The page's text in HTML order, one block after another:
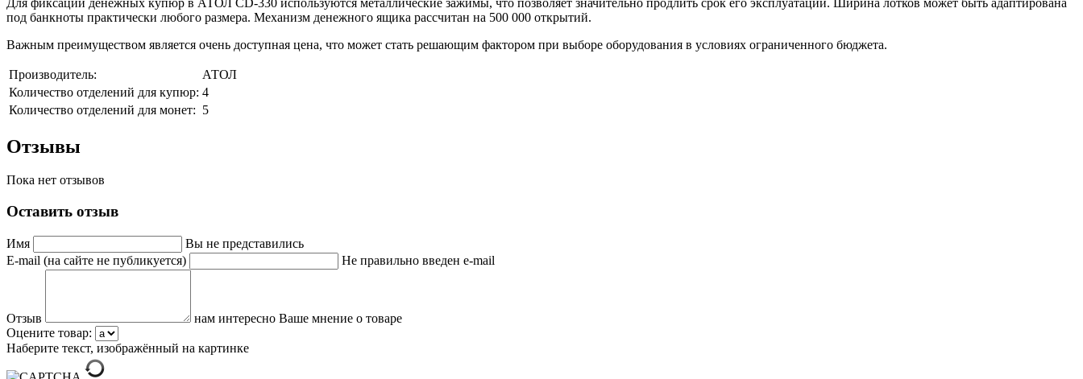
под банкноты практически любого размера. Механизм денежного ящика рассчитан на 500 000 открытий.
Важным преимуществом является очень доступная цена, что может стать решающим фактором при выборе оборудования в условиях ограниченного бюджета.
Производитель:
АТОЛ
Количество отделений для купюр: 4
Количество отделений для монет: 5
Отзывы
Пока нет отзывов
Оставить отзыв
Имя
Вы не представились
E-mail (на сайте не публикуется)
Не правильно введен e-mail
Отзыв
нам интересно Ваше мнение о товаре
Оцените товар:
Наберите текст, изображённый на картинке